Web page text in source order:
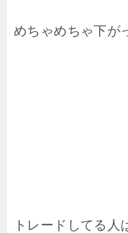
めちゃめちゃ下が
トレードしてる人